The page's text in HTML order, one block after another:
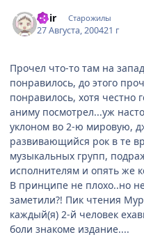
noir Старожилы
27 Августа, 200421 г
Прочел что-то там на
понравилось, до этого
понравилось, хотя честно
аниму посмотрел...уж
уклоном во 2-ю мировую,
развивающийся рок в те
музыкальных групп,
исполнителям и опять же
В принципе не плохо..но
заметили?! Пик чтения
каждый(я) 2-й человек
боли знакоме издание....